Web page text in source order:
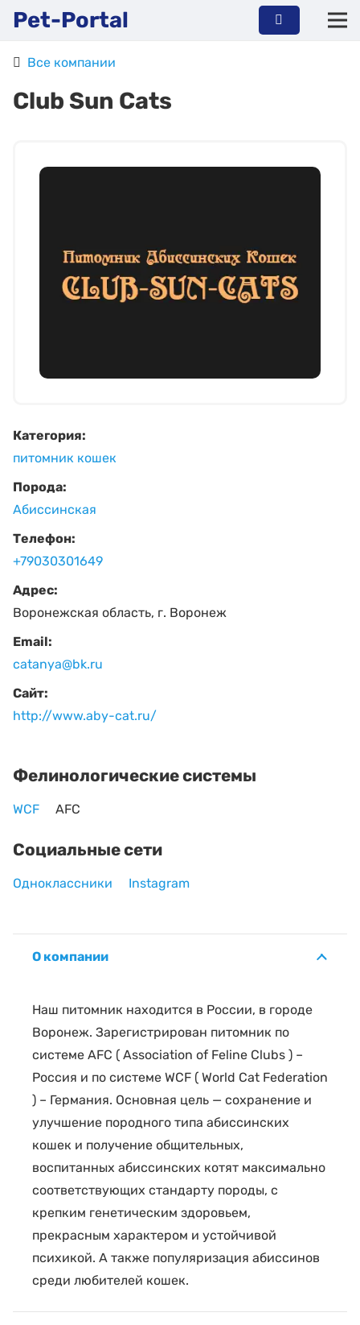
Pet-Portal
Все компании
Club Sun Cats
Категория:
питомник кошек
Порода:
Абиссинская
Телефон:
+79030301649
Адрес:
Воронежская область, г. Воронеж
Email:
catanya@bk.ru
Сайт:
http://www.aby-cat.ru/
Фелинологические системы
WCF AFC
Социальные сети
Одноклассники Instagram
О компании
Наш питомник находится в России, в городе
Воронеж. Зарегистрирован питомник по
системе AFC ( Association of Feline Clubs ) –
Россия и по системе WCF ( World Cat Federation
) – Германия. Основная цель — сохранение и
улучшение породного типа абиссинских
кошек и получение общительных,
воспитанных абиссинских котят максимально
соответствующих стандарту породы, с
крепким генетическим здоровьем,
прекрасным характером и устойчивой
психикой. А также популяризация абиссинов
среди любителей кошек.